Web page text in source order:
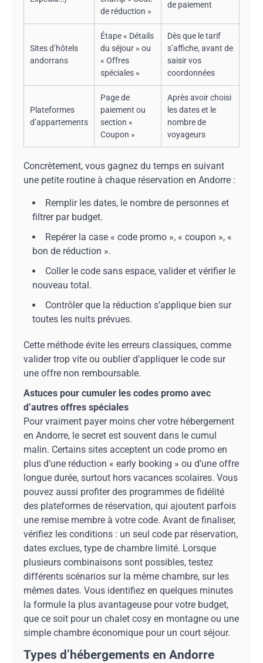
de réduction »
de paiement
Sites d’hôtels
andorrans
Étape « Détails
du séjour » ou
« Offres
spéciales »
Dès que le tarif
s’affiche, avant de
saisir vos
coordonnées
Plateformes
d’appartements
Page de
paiement ou
section «
Coupon »
Après avoir choisi
les dates et le
nombre de
voyageurs
Concrètement, vous gagnez du temps en suivant
une petite routine à chaque réservation en Andorre :
Remplir les dates, le nombre de personnes et
filtrer par budget.
Repérer la case « code promo », « coupon », «
bon de réduction ».
Coller le code sans espace, valider et vérifier le
nouveau total.
Contrôler que la réduction s’applique bien sur
toutes les nuits prévues.
Cette méthode évite les erreurs classiques, comme
valider trop vite ou oublier d’appliquer le code sur
une offre non remboursable.
Astuces pour cumuler les codes promo avec
d’autres offres spéciales
Pour vraiment payer moins cher votre hébergement
en Andorre, le secret est souvent dans le cumul
malin. Certains sites acceptent un code promo en
plus d’une réduction « early booking » ou d’une offre
longue durée, surtout hors vacances scolaires. Vous
pouvez aussi profiter des programmes de fidélité
des plateformes de réservation, qui ajoutent parfois
une remise membre à votre code. Avant de finaliser,
vérifiez les conditions : un seul code par réservation,
dates exclues, type de chambre limité. Lorsque
plusieurs combinaisons sont possibles, testez
différents scénarios sur la même chambre, sur les
mêmes dates. Vous identifiez en quelques minutes
la formule la plus avantageuse pour votre budget,
que ce soit pour un chalet cosy en montagne ou une
simple chambre économique pour un court séjour.
Types d’hébergements en Andorre